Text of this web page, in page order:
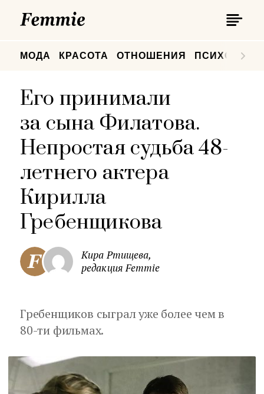
МОДА КРАСОТА ОТНОШЕНИЯ
Его принимали
за сына Филатова.
Непростая судьба 48-
летнего актера
Кирилла
Гребенщикова
Кира Ртищева,
редакция Femmie
Гребенщиков сыграл уже более чем в
80-ти фильмах.